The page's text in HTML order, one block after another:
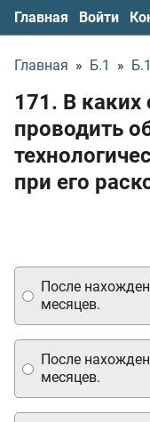
Главная Войти
Главная » Б.1 »
171. В каких
проводить
при его
После
месяцев.
После
месяцев.